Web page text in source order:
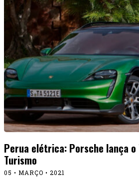
Perua elétrica: Porsche lança o
Turismo
05 • MARÇO • 2021